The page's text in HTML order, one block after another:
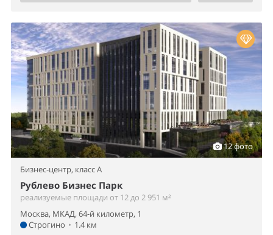
12 фото
Бизнес-центр, класс A
Рублево Бизнес Парк
реализуемые площади от 12 до 2 951 м²
Москва, МКАД, 64-й километр, 1
Строгино • 1.4 км